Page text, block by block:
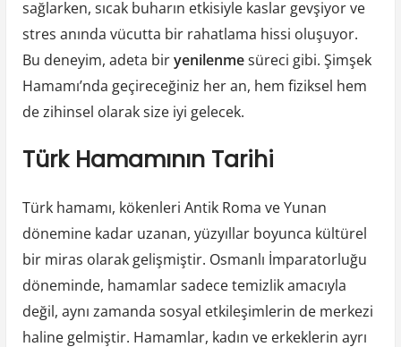
sağlarken, sıcak buharın etkisiyle kaslar gevşiyor ve
stres anında vücutta bir rahatlama hissi oluşuyor.
Bu deneyim, adeta biryenilenmesüreci gibi. Şimşek
Hamamı’nda geçireceğiniz her an, hem fiziksel hem
de zihinsel olarak size iyi gelecek.
Türk Hamamının Tarihi
Türk hamamı, kökenleri Antik Roma ve Yunan
dönemine kadar uzanan, yüzyıllar boyunca kültürel
bir miras olarak gelişmiştir. Osmanlı İmparatorluğu
döneminde, hamamlar sadece temizlik amacıyla
değil, aynı zamanda sosyal etkileşimlerin de merkezi
haline gelmiştir. Hamamlar, kadın ve erkeklerin ayrı